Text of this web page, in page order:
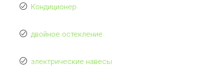
Кондиционер
двойное остекление
электрические навесы